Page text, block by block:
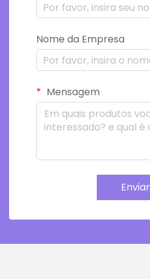
Nome da Empresa
Mensagem
Enviar